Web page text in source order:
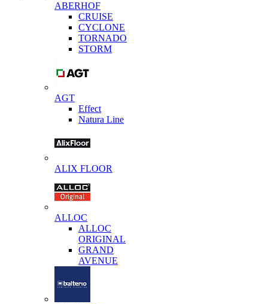
ABERHOF
CRUISE
CYCLONE
TORNADO
STORM
AGT
Effect
Natura Line
ALIX FLOOR
ALLOC
ALLOC
ORIGINAL
GRAND
AVENUE